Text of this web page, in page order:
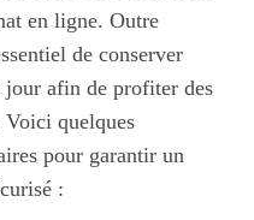
en ligne. Outre
de conserver
jour afin de profiter des
quelques
pour garantir un
: